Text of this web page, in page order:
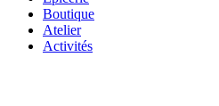
Boutique
Atelier
Activités